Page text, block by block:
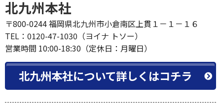
北九州本社
〒800-0244 福岡県北九州市小倉南区上貫１－１－１６
TEL：0120-47-1030（ヨイナ トソー）
営業時間 10:00-18:30（定休日：月曜日）
北九州本社について詳しくはコチラ